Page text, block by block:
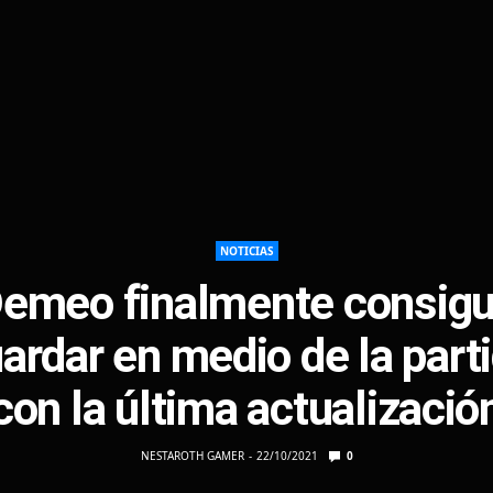
NOTICIAS
finalmente
en medio de la
la última
NESTAROTH GAMER 22/10/2021 0